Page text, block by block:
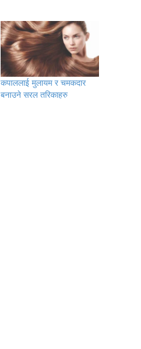
कपाललाई मुलायम र चमकदार
बनाउने सरल तरिकाहरु